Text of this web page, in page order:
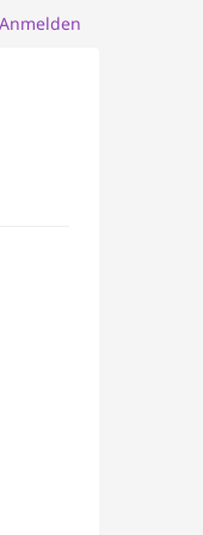
Anmelden